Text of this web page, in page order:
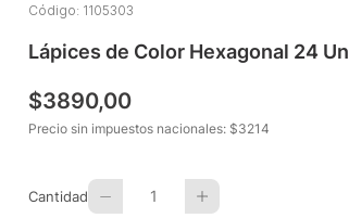
Código: 1105303
Lápices de Color Hexagonal 24 Un
$3890,00
Precio sin impuestos nacionales: $3214
Cantidad 1